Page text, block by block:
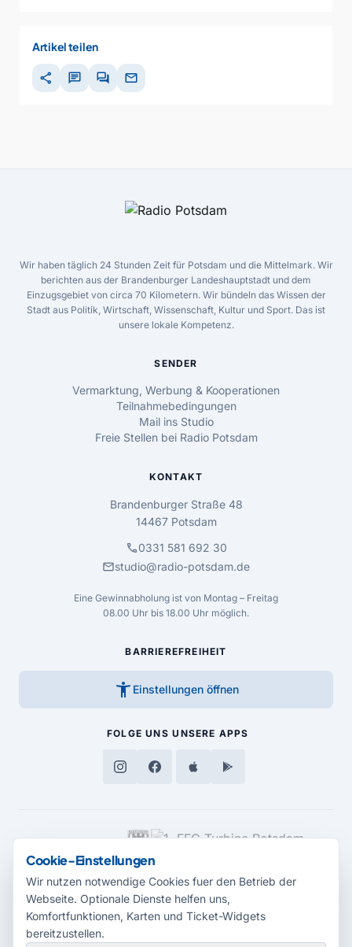
Artikel teilen
share chat forum mail
Wir haben täglich 24 Stunden Zeit für Potsdam und die Mittelmark. Wir
berichten aus der Brandenburger Landeshauptstadt und dem
Einzugsgebiet von circa 70 Kilometern. Wir bündeln das Wissen der
Stadt aus Politik, Wirtschaft, Wissenschaft, Kultur und Sport. Das ist
unsere lokale Kompetenz.
SENDER
Vermarktung, Werbung & Kooperationen
Teilnahmebedingungen
Mail ins Studio
Freie Stellen bei Radio Potsdam
KONTAKT
Brandenburger Straße 48
14467 Potsdam
call0331 581 692 30
mailstudio@radio-potsdam.de
Eine Gewinnabholung ist von Montag – Freitag
08.00 Uhr bis 18.00 Uhr möglich.
BARRIEREFREIHEIT
accessibility_new Einstellungen öffnen
FOLGE UNS UNSERE APPS
MEDIENPARTNER
Cookie-Einstellungen
Wir nutzen notwendige Cookies fuer den Betrieb der
Webseite. Optionale Dienste helfen uns,
Komfortfunktionen, Karten und Ticket-Widgets
bereitzustellen.